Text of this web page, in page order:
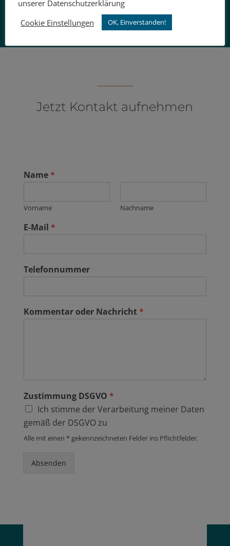
Jetzt Kontakt aufnehmen
Name *
Vorname Nachname
E-Mail *
Telefonnummer
Kommentar oder Nachricht *
Zustimmung DSGVO *
Ich stimme der Verarbeitung meiner Daten
gemäß der DSGVO zu
Alle mit einen * gekennzeichneten Felder ins Pflichtfelder.
Absenden
unserer Datenschutzerklärung
Cookie Einstellungen
OK, Einverstanden!